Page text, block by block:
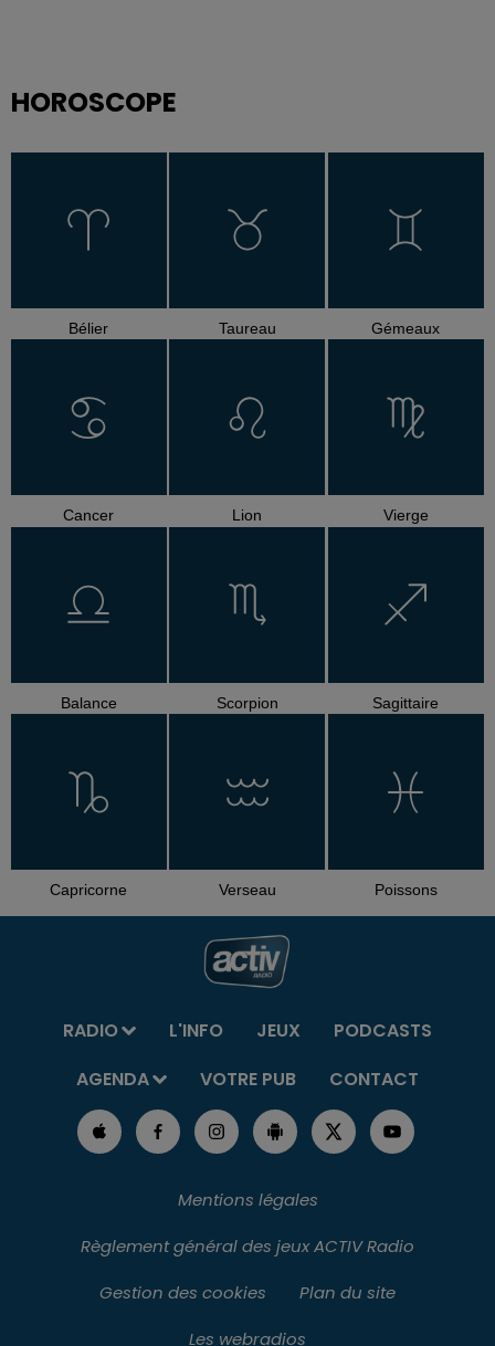
HOROSCOPE
Bélier Taureau Gémeaux
Cancer Lion Vierge
Balance Scorpion Sagittaire
Capricorne Verseau Poissons
RADIO L'INFO JEUX
PODCASTS
AGENDA
VOTRE PUB CONTACT
Mentions légales
Règlement général des jeux ACTIV Radio
Gestion des cookies
Plan du site
Les webradios